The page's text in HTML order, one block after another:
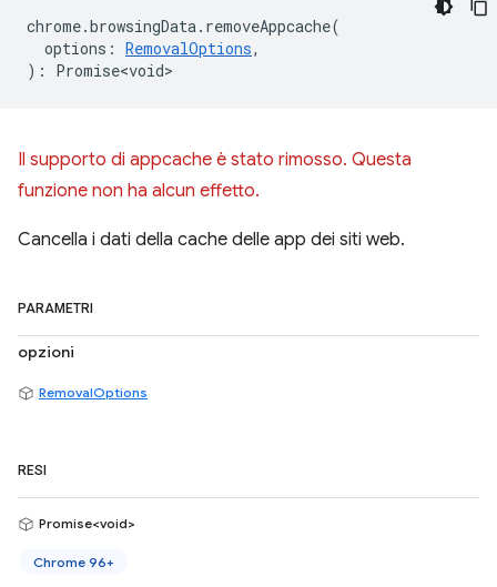
chrome.browsingData. removeAppcache(
options : RemovalOptions,
) : Promise<void>
Il supporto di appcache è stato rimosso. Questa
funzione non ha alcun effetto.
Cancella i dati della cache delle app dei siti web.
PARAMETRI
opzioni
RemovalOptions
RESI
Promise<void>
Chrome 96+